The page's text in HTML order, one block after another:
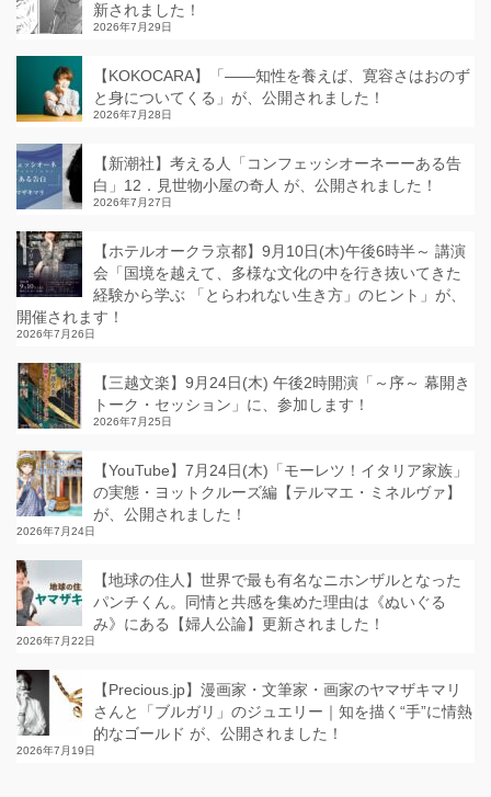
新されました！
2026年7月29日
【KOKOCARA】「——知性を養えば、寛容さはおのず
と身についてくる」が、公開されました！
2026年7月28日
【新潮社】考える人「コンフェッシオーネーーある告
白」12．見世物小屋の奇人 が、公開されました！
2026年7月27日
【ホテルオークラ京都】9月10日(木)午後6時半～ 講演
会「国境を越えて、多様な文化の中を行き抜いてきた
経験から学ぶ 「とらわれない生き方」のヒント」が、
開催されます！
2026年7月26日
【三越文楽】9月24日(木) 午後2時開演「～序～ 幕開き
トーク・セッション」に、参加します！
2026年7月25日
【YouTube】7月24日(木)「モーレツ！イタリア家族」
の実態・ヨットクルーズ編【テルマエ・ミネルヴァ】
が、公開されました！
2026年7月24日
【地球の住人】世界で最も有名なニホンザルとなった
パンチくん。同情と共感を集めた理由は《ぬいぐる
み》にある【婦人公論】更新されました！
2026年7月22日
【Precious.jp】漫画家・文筆家・画家のヤマザキマリ
さんと「ブルガリ」のジュエリー｜知を描く“手”に情熱
的なゴールド が、公開されました！
2026年7月19日